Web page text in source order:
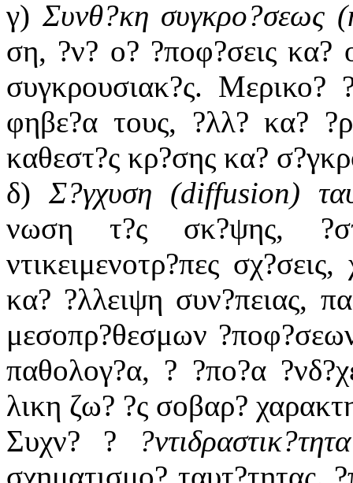
γ) Συνθ?κη συγκρο?σεως (
ση, ?ν? ο? ?ποφ?σεις κα?
συγκρουσιακ?ς. Μερικο?
φηβε?α τους, ?λλ? κα?
καθεστ?ς κρ?σης κα?
δ) Σ?γχυση (diffusion)
νωση τ?ς σκ?ψης,
ντικειμενοτρ?πες
κα? ?λλειψη συν?πειας,
μεσοπρ?θεσμων
παθολογ?α, ? ?πο?α
λικη ζω? ?ς σοβαρ?
Συχν? ?
?ντιδραστικ?τητα
σχηματισμο?